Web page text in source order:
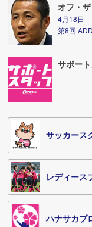
オフ・
4月18日
第8回
サポー
サッカース
レディース
ハナサカブ